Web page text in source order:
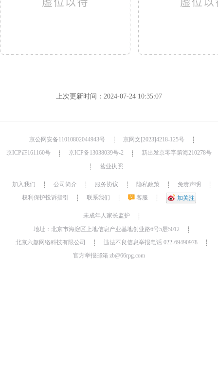
上次更新时间：2024-07-24 10:35:07
京公网安备11010802044943号 ┊ 京网文[2023]4218-125号
┊
京ICP证161160号
┊ 京ICP备13038039号-2 ┊ 新出发京零字第海210278号
┊ 营业执照
加入我们 ┊ 公司简介 ┊ 服务协议 ┊ 隐私政策 ┊ 免责声明
┊
权利保护投诉指引
┊ 联系我们 ┊ 客服 ┊ 加关注
未成年人家长监护
┊
地址：北京市海淀区上地信息产业基地创业路6号5层5012
┊
北京六趣网络科技有限公司
┊ 违法不良信息举报电话 022-69490978
┊
官方举报邮箱 zb@66rpg.com